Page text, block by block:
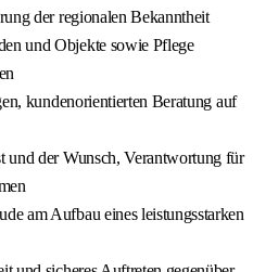
der regionalen Bekanntheit
und Objekte sowie Pflege
kundenorientierten Beratung auf
und der Wunsch, Verantwortung für
am Aufbau eines leistungsstarken